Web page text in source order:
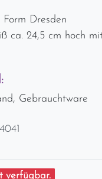
Form Dresden
ca. 24,5 cm hoch
Gebrauchtware
verfügbar.